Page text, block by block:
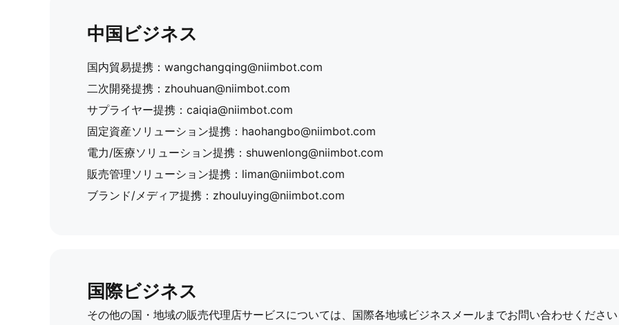
中国ビジネス
国内貿易提携： wangchangqing@niimbot.com
二次開発提携： zhouhuan@niimbot.com
サプライヤー提携： caiqia@niimbot.com
固定資産ソリューション提携： haohangbo@niimbot.com
電力/医療ソリューション提携： shuwenlong@niimbot.com
販売管理ソリューション提携： liman@niimbot.com
ブランド/メディア提携： zhouluying@niimbot.com
国際ビジネス
その他の国・地域の販売代理店サービスについては、国際各地域ビジネスメールまでお問い合わせください